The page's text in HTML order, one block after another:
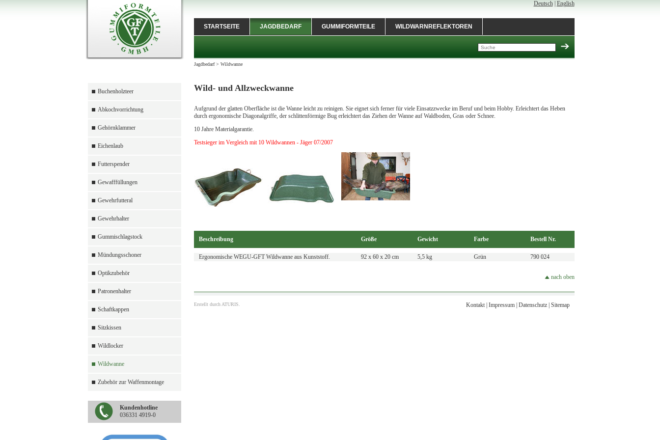
Buchenholzteer
Abkochvorrichtung
Gehörnklammer
Eichenlaub
Futterspender
Gewafffüllungen
Gewehrfutteral
Gewehrhalter
Gummischlagstock
Mündungsschoner
Optikzubehör
Patronenhalter
Schaftkappen
Sitzkissen
Wildlocker
Wildwanne
Zubehör zur Waffenmontage
Kundenhotline
036331 4919-0
Deutsch| English
STARTSEITE JAGDBEDARF GUMMIFORMTEILE WILDWARNREFLEKTOREN
Jagdbedarf> Wildwanne
Wild- und Allzweckwanne
Aufgrund der glatten Oberfläche ist die Wanne leicht zu reinigen. Sie eignet sich ferner für viele Einsatzzwecke im Beruf und beim Hobby. Erleichtert das Heben
durch ergonomische Diagonalgriffe, der schlittenförmige Bug erleichtert das Ziehen der Wanne auf Waldboden, Gras oder Schnee.
10 Jahre Materialgarantie.
Testsieger im Vergleich mit 10 Wildwannen - Jäger 07/2007
Beschreibung Größe Gewicht Farbe Bestell Nr.
Ergonomische WEGU-GFT Wildwanne aus Kunststoff. 92 x 60 x 20 cm 5,5 kg Grün 790 024
nach oben
Erstellt durch ATURIS. Kontakt| Impressum| Datenschutz| Sitemap